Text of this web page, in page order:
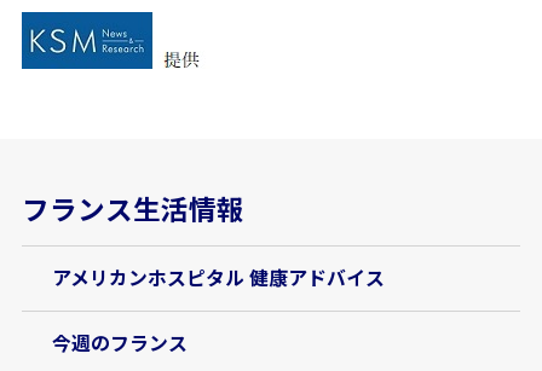
フランス生活情報
アメリカンホスピタル 健康アドバイス
今週のフランス